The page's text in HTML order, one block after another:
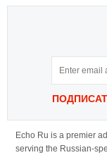
Echo Ru is a premier
serving the Russian-